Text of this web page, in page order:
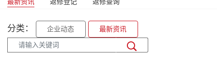
分类： 企业动态 最新资讯